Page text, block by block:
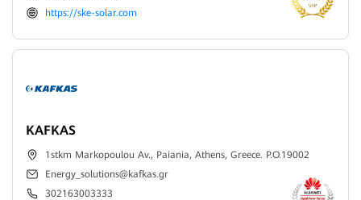
https://ske-solar.com
KAFKAS
1stkm Markopoulou Av., Paiania, Athens, Greece. P.O.19002
Energy_solutions@kafkas.gr
302163003333